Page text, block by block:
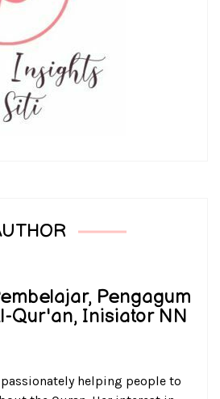
Pengagum
Qur'an, Inisiator NN
helping people to